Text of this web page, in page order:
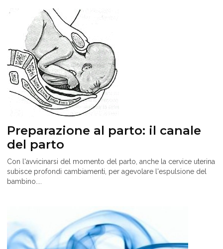
Preparazione al parto: il canale
del parto
Con l'avvicinarsi del momento del parto, anche la cervice uterina
subisce profondi cambiamenti, per agevolare l'espulsione del
bambino....